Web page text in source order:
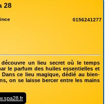
28
0156241277
un lieu secret où le temps
le parfum des huiles essentielles et
ce lieu magique, dédié au bien-
on se laisse bercer entre les mains